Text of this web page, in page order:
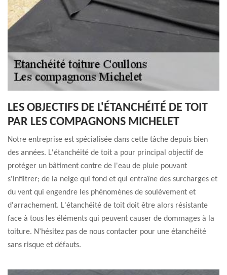
LES OBJECTIFS DE L'ÉTANCHÉITÉ DE TOIT
PAR LES COMPAGNONS MICHELET
Notre entreprise est spécialisée dans cette tâche depuis bien
des années. L'étanchéité de toit a pour principal objectif de
protéger un bâtiment contre de l'eau de pluie pouvant
s'infiltrer; de la neige qui fond et qui entraîne des surcharges et
du vent qui engendre les phénomènes de soulèvement et
d'arrachement. L'étanchéité de toit doit être alors résistante
face à tous les éléments qui peuvent causer de dommages à la
toiture. N’hésitez pas de nous contacter pour une étanchéité
sans risque et défauts.